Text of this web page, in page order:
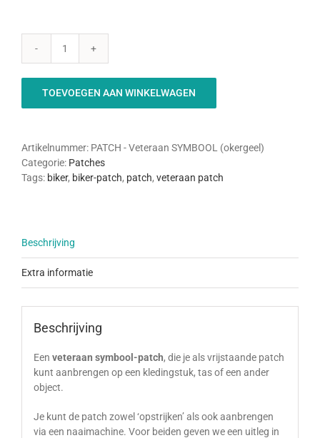
Veteraan
aantal
TOEVOEGEN AAN WINKELWAGEN
Artikelnummer: PATCH - Veteraan SYMBOOL (okergeel)
Categorie: Patches
Tags: biker, biker-patch, patch, veteraan patch
Beschrijving
Extra informatie
Beschrijving
Een veteraan symbool-patch, die je als vrijstaande patch
kunt aanbrengen op een kledingstuk, tas of een ander
object.
Je kunt de patch zowel ‘opstrijken’ als ook aanbrengen
via een naaimachine. Voor beiden geven we een uitleg in